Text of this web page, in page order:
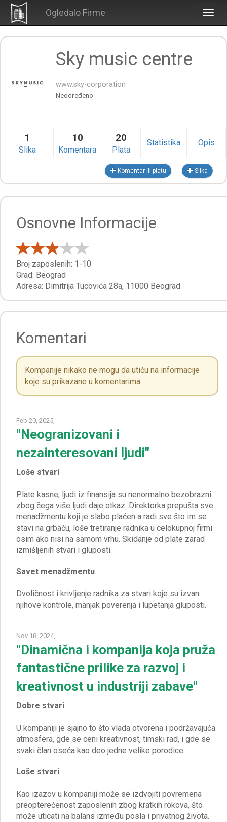
Ogledalo Firme
Sky music centre
www.sky-corporation
Neodređeno
1
Slika
10
Komentara
20
Plata
Statistika Opis
Komentar ili platu Slika
Osnovne Informacije
Broj zaposlenih: 1-10
Grad: Beograd
Adresa: Dimitrija Tucovića 28a, 11000 Beograd
Komentari
Kompanije nikako ne mogu da utiču na informacije
koje su prikazane u komentarima.
Feb 20, 2025,
"Neogranizovani i
nezainteresovani ljudi"
Loše stvari
Plate kasne, ljudi iz finansija su nenormalno bezobrazni
zbog čega više ljudi daje otkaz. Direktorka prepušta sve
menadžmentu koji je slabo plaćen a radi sve što im se
stavi na grbaču, loše tretiranje radnika u celokupnoj firmi
osim ako nisi na samom vrhu. Skidanje od plate zarad
Savet menadžmentu
Dvoličnost i krivljenje radnika za stvari koje su izvan
Nov 18, 2024,
"Dinamična i kompanija koja pruža
fantastične prilike za razvoj i
kreativnost u industriji zabave"
Dobre stvari
U kompaniji je sjajno to što vlada otvorena i podržavajuća
atmosfera, gde se ceni kreativnost, timski rad, i gde se
Loše stvari
Kao izazov u kompaniji može se izdvojiti povremena
preopterećenost zaposlenih zbog kratkih rokova, što
može uticati na balans između posla i privatnog života.